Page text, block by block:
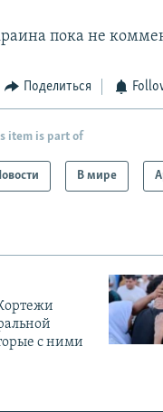
пока не
Поделиться
item is part of
В мире
с ними